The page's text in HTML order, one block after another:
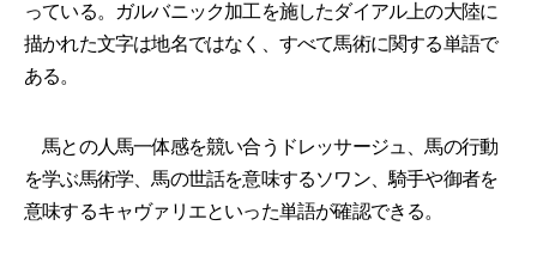
っている。ガルバニック加工を施したダイアル上の大陸に
描かれた文字は地名ではなく、すべて馬術に関する単語で
ある。
馬との人馬一体感を競い合うドレッサージュ、馬の行動
を学ぶ馬術学、馬の世話を意味するソワン、騎手や御者を
意味するキャヴァリエといった単語が確認できる。